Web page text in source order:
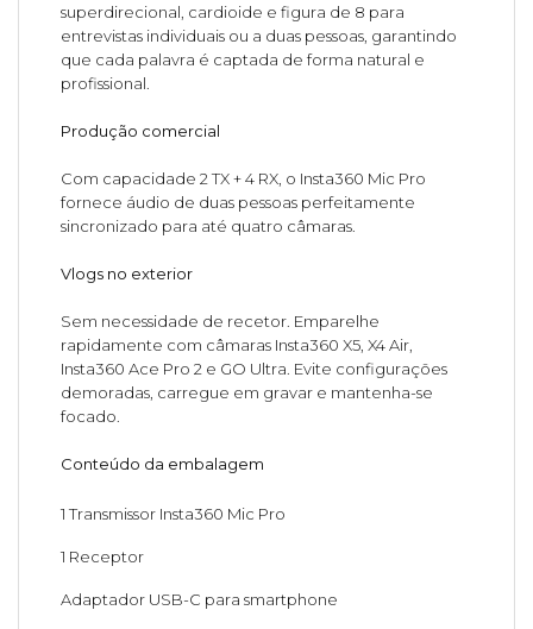
superdirecional, cardioide e figura de 8 para
entrevistas individuais ou a duas pessoas, garantindo
que cada palavra é captada de forma natural e
profissional.
Produção comercial
Com capacidade 2 TX + 4 RX, o Insta360 Mic Pro
fornece áudio de duas pessoas perfeitamente
sincronizado para até quatro câmaras.
Vlogs no exterior
Sem necessidade de recetor. Emparelhe
rapidamente com câmaras Insta360 X5, X4 Air,
Insta360 Ace Pro 2 e GO Ultra. Evite configurações
demoradas, carregue em gravar e mantenha-se
focado.
Conteúdo da embalagem
1 Transmissor Insta360 Mic Pro
1 Receptor
Adaptador USB-C para smartphone